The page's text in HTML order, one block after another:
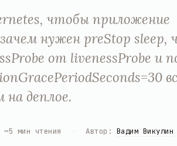
чтобы приложение
нужен preStop sleep,
от livenessProbe и
деплое.
~5 мин чтения Автор : Вадим Викулин